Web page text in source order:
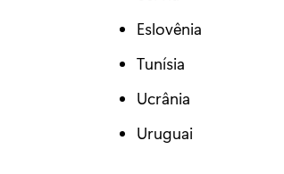
Eslovênia
Tunísia
Ucrânia
Uruguai